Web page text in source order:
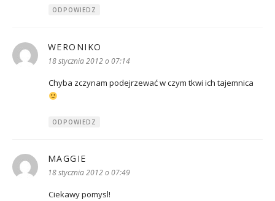
ODPOWIEDZ
WERONIKO
18 stycznia 2012 o 07:14
Chyba zczynam podejrzewać w czym tkwi ich tajemnica
ODPOWIEDZ
MAGGIE
18 stycznia 2012 o 07:49
Ciekawy pomysl!